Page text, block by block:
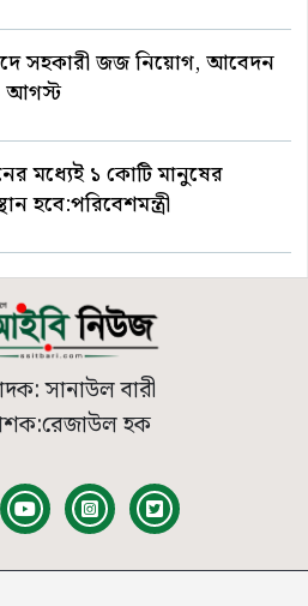
সহকারী জজ নিয়োগ, আবেদন
মধ্যেই ১ কোটি মানুষের
হবে:পরিবেশমন্ত্রী
সানাউল বারী
হক